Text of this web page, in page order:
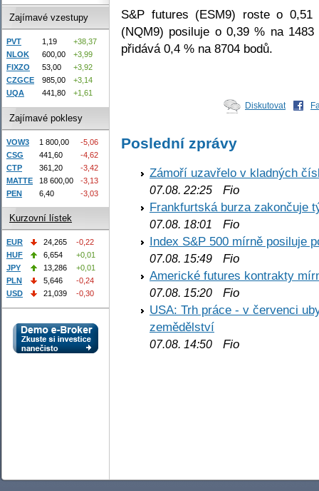
S&P futures (ESM9) roste o
(NQM9) posiluje o 0,39 % na
přidává 0,4 % na 8704 bodů.
Diskutovat
Poslední zprávy
Zámoří uzavřelo v kladných
07.08. 22:25 Fio
Frankfurtská burza zakončuje
07.08. 18:01
Fio
Index S&P 500 mírně posiluje
07.08. 15:49 Fio
Americké futures kontrakty
07.08. 15:20 Fio
USA: Trh práce - v červenci
zemědělství
07.08. 14:50 Fio
Zajímavé vzestupy
PVT 1,19
+38,37
NLOK
600,00
+3,99
FIXZO
53,00
+3,92
CZGCE
985,00
+3,14
UQA
441,80 +1,61
Zajímavé poklesy
VOW3 1 800,00
-5,06
CSG
441,60
-4,62
CTP
361,20
-3,42
MATTE
18 600,00
-3,13
PEN
6,40 -3,03
Kurzovní lístek
EUR 24,265
-0,22
HUF
6,654
+0,01
JPY
13,286
+0,01
PLN
5,646
-0,24
USD
21,039 -0,30